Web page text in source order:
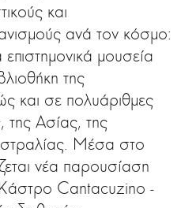
και
ανά τον κόσμο:
μουσεία
της
και σε πολυάριθμες
της Ασίας, της
Μέσα στο
νέα παρουσίαση
Cantacuzino -